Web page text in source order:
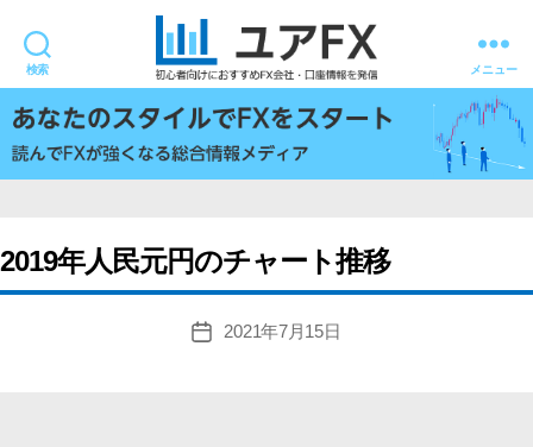
検索
ユ
ア
FX
メニュー
2019年人民元円のチャート推移
投
2021年7月15日